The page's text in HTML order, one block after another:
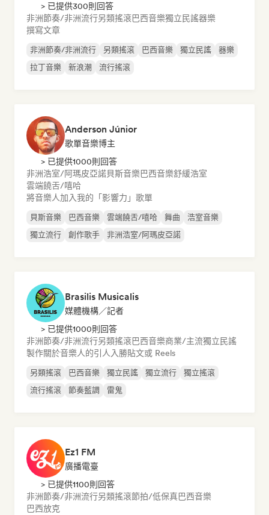
> 已提供300則回答
非洲節奏/非洲流行另類搖滾巴西音樂獨立民謠器樂
撰寫文章
非洲節奏/非洲流行 另類搖滾 巴西音樂 獨立民謠
器樂
拉丁音樂
新浪潮 流行搖滾
Anderson Júnior
歌單音樂博主
> 已提供1000則回答
非洲浩室/阿瑪皮亞諾貝斯音樂巴西音樂舒緩浩室
雲端饒舌/嘻哈
將音樂人加入我的「影響力」歌單
貝斯音樂 巴西音樂 雲端饒舌/嘻哈 舞曲
浩室音樂
獨立流行
創作歌手 非洲浩室/阿瑪皮亞諾
Brasilis Musicalis
媒體機構／記者
> 已提供1000則回答
非洲節奏/非洲流行另類搖滾巴西音樂商業/主流獨立民謠
製作關於音樂人的引人入勝貼文或 Reels
另類搖滾 巴西音樂 獨立民謠 獨立流行
獨立搖滾
流行搖滾
節奏藍調 雷鬼
Ez1 FM
廣播電臺
> 已提供1100則回答
非洲節奏/非洲流行另類搖滾節拍/低保真巴西音樂
巴西放克